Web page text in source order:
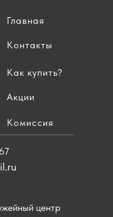
центр
Главная
Контакты
Комиссия
Акции
Как купить?